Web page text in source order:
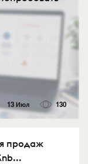
13 Июл 130
продаж